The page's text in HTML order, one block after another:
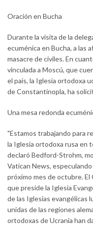
Oración en Bucha
Durante la visita de la
ecuménica en Bucha, a las
masacre de civiles. En
vinculada a Moscú, que
el país, la Iglesia ortodoxa
de Constantinopla, ha
Una mesa redonda
"Estamos trabajando para
la Iglesia ortodoxa rusa en
declaró Bedford-Strohm,
Vatican News,
próximo mes de octubre.
que preside la Iglesia
de las Iglesias evangélicas
unidas de las regiones
ortodoxas de Ucrania han